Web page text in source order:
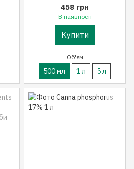
458 грн
В наявності
Купити
Об'єм
500 мл 1 л 5 л